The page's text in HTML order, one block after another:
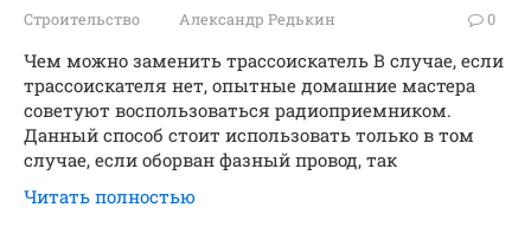
Строительство Александр Редькин 0
Чем можно заменить трассоискатель В случае, если
трассоискателя нет, опытные домашние мастера
советуют воспользоваться радиоприемником.
Данный способ стоит использовать только в том
случае, если оборван фазный провод, так
Читать полностью